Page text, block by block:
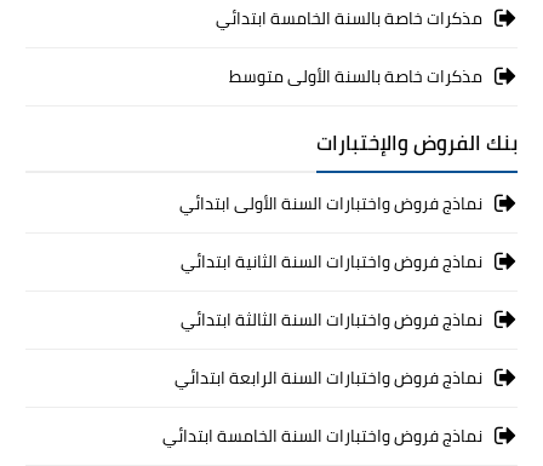
مذكرات خاصة بالسنة الخامسة ابتدائي
مذكرات خاصة بالسنة الأولى متوسط
بنك الفروض والإختبارات
نماذج فروض واختبارات السنة الأولى ابتدائي
نماذج فروض واختبارات السنة الثانية ابتدائي
نماذج فروض واختبارات السنة الثالثة ابتدائي
نماذج فروض واختبارات السنة الرابعة ابتدائي
نماذج فروض واختبارات السنة الخامسة ابتدائي